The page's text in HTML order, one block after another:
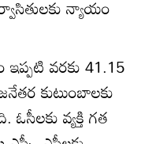
న్యాయం
ఇప్పటి వరకు 41.15
కుటుంబాలకు
వ్యక్తి గత